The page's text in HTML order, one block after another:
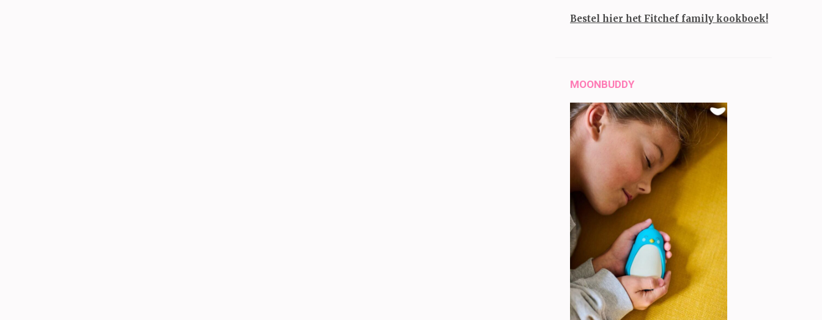
Bestel hier het Fitchef family kookboek!
MOONBUDDY